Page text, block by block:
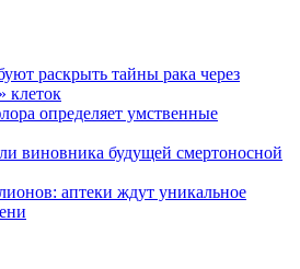
раскрыть тайны рака через
клеток
определяет умственные
виновника будущей смертоносной
аптеки ждут уникальное